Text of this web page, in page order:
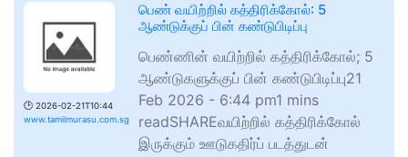
🕑 2026-02-21T10:44
www.tamilmurasu.com.sg
பெண் வயிற்றில் கத்திரிக்கோல்: 5
ஆண்டுக்குப் பின் கண்டுபிடிப்பு
பெண்ணின் வயிற்றில் கத்திரிக்கோல்; 5
ஆண்டுகளுக்குப் பின் கண்டுபிடிப்பு21
Feb 2026 - 6:44 pm1 mins
readSHAREவயிற்றில் கத்திரிக்கோல்
இருக்கும் ஊடுகதிர்ப் படத்துடன்